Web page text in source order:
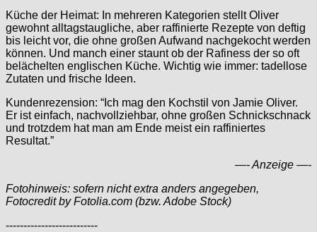
Küche der Heimat: In mehreren Kategorien stellt Oliver
gewohnt alltagstaugliche, aber raffinierte Rezepte von deftig
bis leicht vor, die ohne großen Aufwand nachgekocht werden
können. Und manch einer staunt ob der Rafiness der so oft
belächelten englischen Küche. Wichtig wie immer: tadellose
Zutaten und frische Ideen.
Kundenrezension: “Ich mag den Kochstil von Jamie Oliver.
Er ist einfach, nachvollziehbar, ohne großen Schnickschnack
und trotzdem hat man am Ende meist ein raffiniertes
Resultat.”
—- Anzeige —-
Fotohinweis: sofern nicht extra anders angegeben,
Fotocredit by Fotolia.com (bzw. Adobe Stock)
--------------------------